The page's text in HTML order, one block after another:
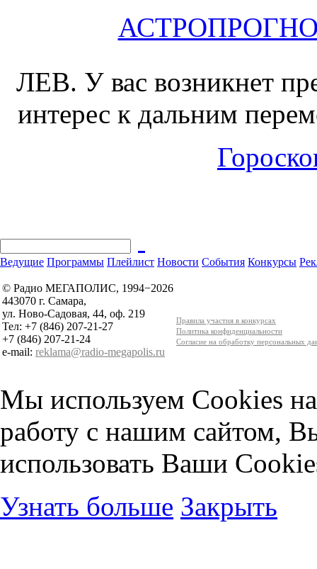
ЛЕВ. У вас возникнет
интерес к дальним
Ведущие Программы Плейлист Новости События Конкурсы
© Радио МЕГАПОЛИС, 1994−2026
443070 г. Самара,
ул. Ново-Садовая, 44, оф. 219
Тел: +7 (846) 207-21-27
+7 (846) 207-21-24
e-mail: reklama@radio-megapolis.ru
Правила участия в конкурсах
Политика конфиденциальности
Согласие на обработку персональных
Мы используем Cookies
работу с нашим сайтом,
использовать Ваши
Узнать больше Закрыть